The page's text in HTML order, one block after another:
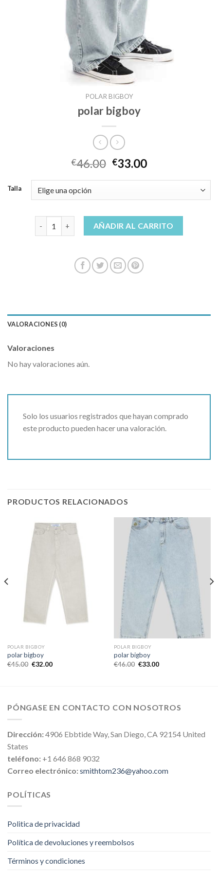
POLAR BIGBOY
polar bigboy
€46.00 €33.00
Talla
polar bigboy cantidadAÑADIR AL CARRITO
VALORACIONES (0)
Valoraciones
No hay valoraciones aún.
Solo los usuarios registrados que hayan comprado
este producto pueden hacer una valoración.
PRODUCTOS RELACIONADOS
POLAR BIGBOY
polar bigboy
€45.00 €32.00
POLAR BIGBOY
polar bigboy
€46.00 €33.00
PÓNGASE EN CONTACTO CON NOSOTROS
Dirección:4906 Ebbtide Way, San Diego, CA 92154 United
States
teléfono: +1 646 868 9032
Correo electrónico:smithtom236@yahoo.com
POLÍTICAS
Politica de privacidad
Política de devoluciones y reembolsos
Términos y condiciones